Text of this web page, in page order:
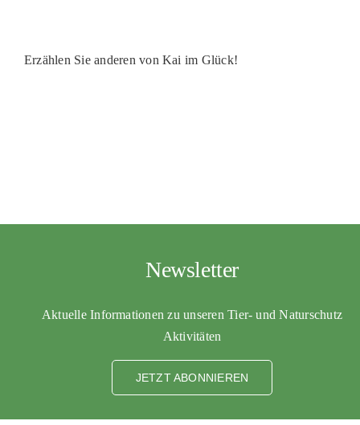
Erzählen Sie anderen von Kai im Glück!
Newsletter
Aktuelle Informationen zu unseren Tier- und Naturschutz
Aktivitäten
JETZT ABONNIEREN